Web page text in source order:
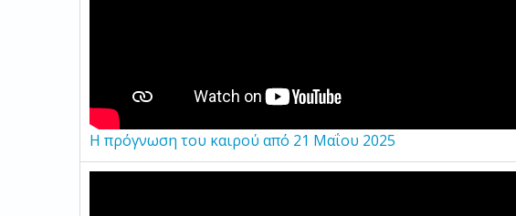
H πρόγνωση του καιρού από 21 Μαΐου 2025